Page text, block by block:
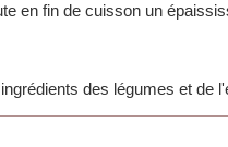
en fin de cuisson un
des légumes et de